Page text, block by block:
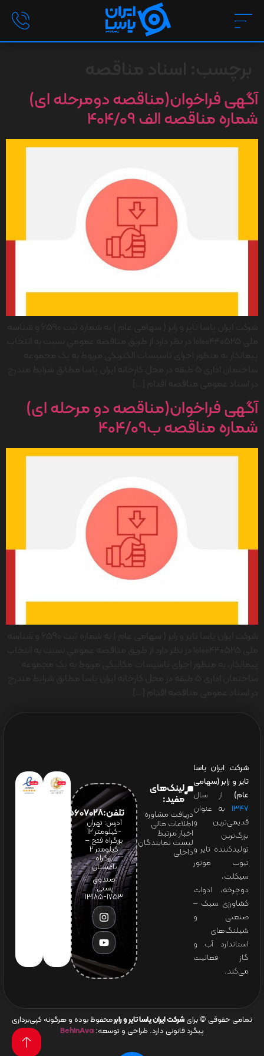
آگهی فراخوان(مناقصه دومرحله ای)
شماره مناقصه الف 404/09
آگهی فراخوان(مناقصه دو مرحله ای)
شماره مناقصه ب404/09
شرکت ایران یاسا
تایر و رابر (سهامی
عام) از سال
۱۳۴۷ به عنوان
قدیمی‌ترین و
بزرگ‌ترین
تولیدکننده تایر و
تیوب موتور
سیکلت،
دوچرخه، ادوات
کشاورزی سبک –
صنعتی و
شیلنگ‌های
استاندارد آب و
گاز فعالیت
می‌کند.
لینک‌های
مفید:
دریافت مشاوره
اطلاعات مالی
اخبار مرتبط
لیست نمایندگان
داخلی
تلفن:65607028(021)
آدرس: تهران
-کیلومتر 12
بزرگراه فتح –
کیلومتر ۲
بزرگراه
باغستان
صندوق
پستی:
1753-13185
تمامی حقوقی © برای شرکت ایران یاسا تایر و رابرمحفوظ بوده و هرگونه کپی‌برداری
پیگرد قانونی دارد. طراحی و توسعه: BehinAva